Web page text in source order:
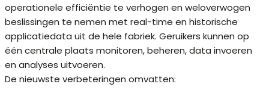
operationele efficiëntie te verhogen en weloverwogen
beslissingen te nemen met real-time en historische
applicatiedata uit de hele fabriek. Geruikers kunnen op
één centrale plaats monitoren, beheren, data invoeren
en analyses uitvoeren.
De nieuwste verbeteringen omvatten: